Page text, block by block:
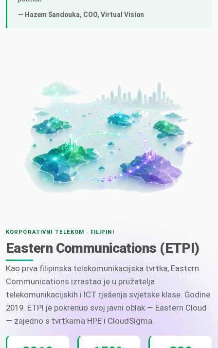
— Hazem Sandouka, COO, Virtual Vision
KORPORATIVNI TELEKOM · FILIPINI
Eastern Communications (ETPI)
Kao prva filipinska telekomunikacijska tvrtka, Eastern
Communications izrastao je u pružatelja
telekomunikacijskih i ICT rješenja svjetske klase. Godine
2019. ETPI je pokrenuo svoj javni oblak — Eastern Cloud
— zajedno s tvrtkama HPE i CloudSigma.